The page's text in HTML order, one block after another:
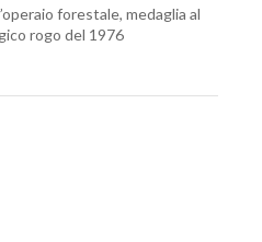
forestale, medaglia al
rogo del 1976